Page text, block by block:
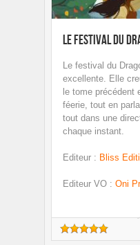
Le festival du
Le festival du
excellente. Elle
le tome précédent
féerie, tout en
tout dans une
chaque instant.
Editeur : Bliss
Editeur VO : Oni